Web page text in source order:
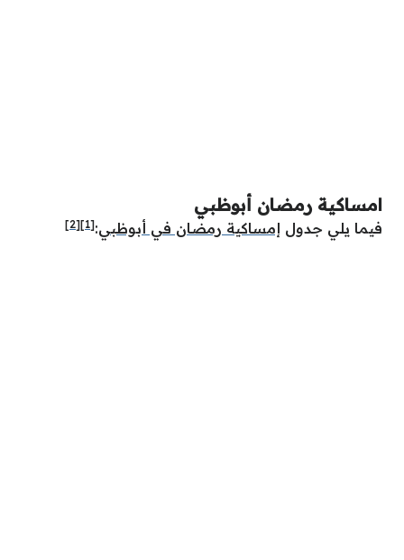
امساكية رمضان أبوظبي
فيما يلي جدول إمساكية رمضان في أبوظبي:
[1]
[2]